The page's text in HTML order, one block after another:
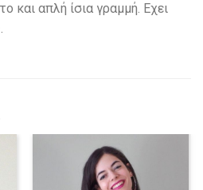
και απλή ίσια γραμμή. Εχει